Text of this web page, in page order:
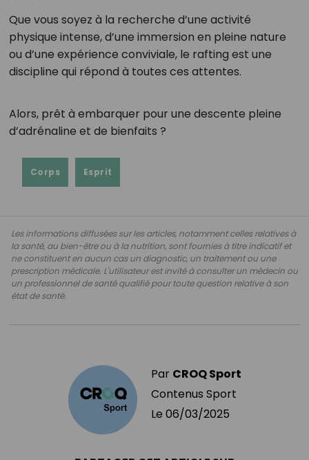
Que vous soyez à la recherche d’une activité
physique intense, d’une immersion en pleine nature
ou d’une expérience conviviale, le rafting est une
discipline qui répond à toutes ces attentes.
Alors, prêt à embarquer pour une descente pleine
d’adrénaline et de bienfaits ?
Corps Esprit
Les informations diffusées sur les articles, notamment celles relatives à
la santé, au bien-être ou à la nutrition, sont fournies à titre indicatif et
ne constituent en aucun cas un diagnostic, un traitement ou une
prescription médicale. L'utilisateur est invité à consulter un médecin ou
un professionnel de santé qualifié pour toute question relative à son
état de santé.
Par CROQ Sport
Contenus Sport
Le 06/03/2025